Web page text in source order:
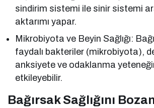
sindirim sistemi ile sinir sistemi
aktarımı yapar.
Mikrobiyota ve Beyin Sağlığı:
faydalı bakteriler (mikrobiyota),
anksiyete ve odaklanma
etkileyebilir.
Bağırsak Sağlığını